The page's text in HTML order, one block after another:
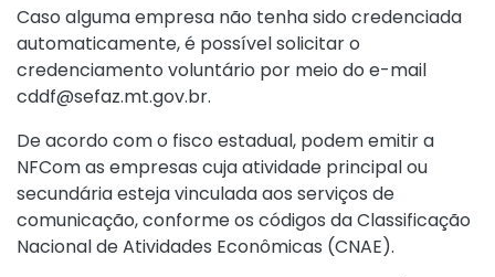
Caso alguma empresa não tenha sido credenciada
automaticamente, é possível solicitar o
credenciamento voluntário por meio do e-mail
cddf@sefaz.mt.gov.br.
De acordo com o fisco estadual, podem emitir a
NFCom as empresas cuja atividade principal ou
secundária esteja vinculada aos serviços de
comunicação, conforme os códigos da Classificação
Nacional de Atividades Econômicas (CNAE).